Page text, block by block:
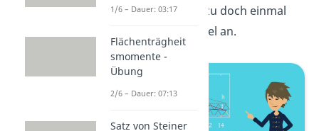
Schauen wir uns dazu doch einmal
ein konkretes Beispiel an.
1/6 – Dauer: 03:17
Flächenträgheit
smomente -
Übung
2/6 – Dauer: 07:13
Satz von Steiner